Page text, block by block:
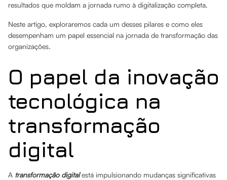
resultados que moldam a jornada rumo à digitalização completa.
Neste artigo, exploraremos cada um desses pilares e como eles
desempenham um papel essencial na jornada de transformação das
organizações.
O papel da inovação
tecnológica na
transformação
digital
A transformação digitalestá impulsionando mudanças significativas